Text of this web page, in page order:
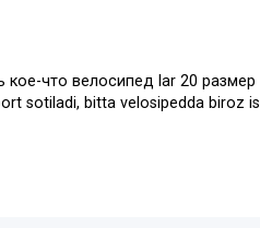
что велосипед lar 20 размер
sotiladi, bitta velosipedda biroz